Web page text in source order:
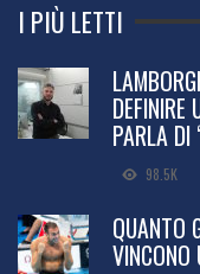
I PIÙ LETTI
PARLA DI
98.5K
QUANTO
VINCONO